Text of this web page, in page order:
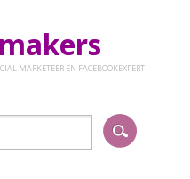
MARKETEER EN FACEBOOKEXPERT